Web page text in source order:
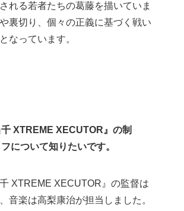
れる若者たちの葛藤を描いていま
裏切り、個々の正義に基づく戦い
なっています。
千 XTREME XECUTOR』の制
について知りたいです。
千 XTREME XECUTOR』の監督は
音楽は高梨康治が担当しました。